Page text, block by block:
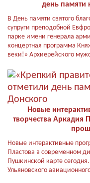
день памяти
В День памяти святого
супруги преподобной
парке имени генерала
концертная программа
веки!» Архиерейского
Новые
творчества Аркадия
Новые интерактивные
Пластова в современном
Пушкинской карте
Ульяновского